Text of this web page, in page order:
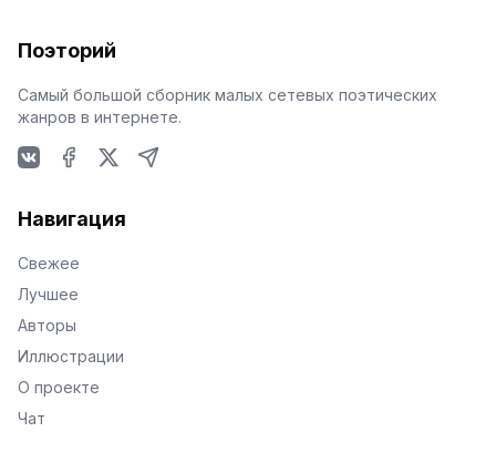
Поэторий
Самый большой сборник малых сетевых поэтических
жанров в интернете.
Навигация
Свежее
Лучшее
Авторы
Иллюстрации
О проекте
Чат